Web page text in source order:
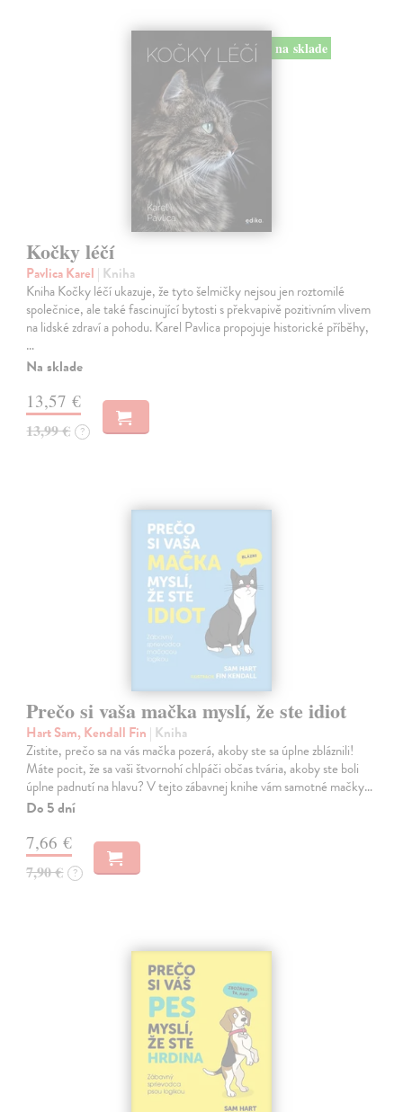
na sklade
Kočky léčí
Pavlica Karel | Kniha
Kniha Kočky léčí ukazuje, že tyto šelmičky nejsou jen roztomilé
společnice, ale také fascinující bytosti s překvapivě pozitivním vlivem
na lidské zdraví a pohodu. Karel Pavlica propojuje historické příběhy,
…
Na sklade
13,57 €
13,99 € ?
Prečo si vaša mačka myslí, že ste idiot
Hart Sam, Kendall Fin | Kniha
Zistite, prečo sa na vás mačka pozerá, akoby ste sa úplne zbláznili!
Máte pocit, že sa vaši štvornohí chlpáči občas tvária, akoby ste boli
úplne padnutí na hlavu? V tejto zábavnej knihe vám samotné mačky…
Do 5 dní
7,66 €
7,90 € ?